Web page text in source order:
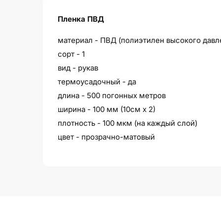
Пленка ПВД
материал - ПВД (полиэтилен высокого
сорт - 1
вид - рукав
термоусадочный - да
длина - 500 погонных метров
ширина - 100 мм (10см х 2)
плотность - 100 мкм (на каждый слой)
цвет - прозрачно-матовый